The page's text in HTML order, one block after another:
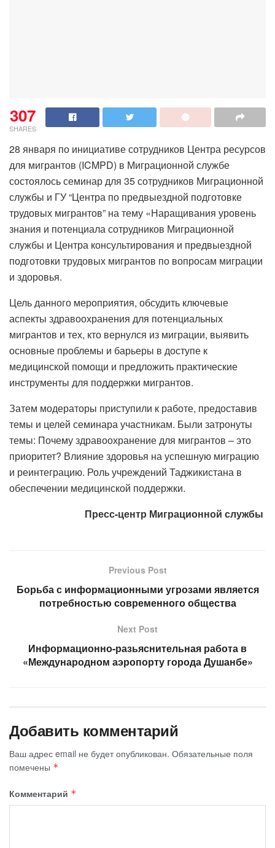
307
SHARES
28 января по инициативе сотрудников Центра ресурсов
для мигрантов (ICMPD) в Миграционной службе
состоялось семинар для 35 сотрудников Миграционной
службы и ГУ “Центра по предвыездной подготовке
трудовых мигрантов” на тему «Наращивания уровень
знания и потенциала сотрудников Миграционной
службы и Центра консультирования и предвыездной
подготовки трудовых мигрантов по вопросам миграции
и здоровья.
Цель данного мероприятия, обсудить ключевые
аспекты здравоохранения для потенциальных
мигрантов и тех, кто вернулся из миграции, выявить
основные проблемы и барьеры в доступе к
медицинской помощи и предложить практические
инструменты для поддержки мигрантов.
Затем модераторы приступили к работе, предоставив
темы и целей семинара участникам. Были затронуты
темы: Почему здравоохранение для мигрантов – это
приоритет? Влияние здоровья на успешную миграцию
и реинтеграцию. Роль учреждений Таджикистана в
обеспечении медицинской поддержки.
Пресс-центр Миграционной службы
Previous Post
Борьба с информационными угрозами является
потребностью современного общества
Next Post
Информационно-разьяснительная работа в
«Международном аэропорту города Душанбе»
Добавить комментарий
Ваш адрес email не будет опубликован. Обязательные поля
помечены *
Комментарий *